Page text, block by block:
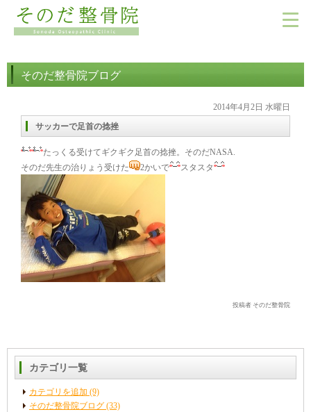
そのだ整骨院ブログ
2014年4月2日 水曜日
サッカーで足首の捻挫
たっくる受けてギクギク足首の捻挫。そのだNASA.
そのだ先生の治りょう受けた
2かいで スタスタ
投稿者 そのだ整骨院
カテゴリ一覧
カテゴリを追加 (9)
そのだ整骨院ブログ (33)